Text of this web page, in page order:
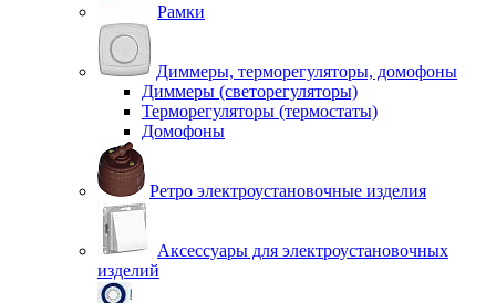
Рамки
Диммеры, терморегуляторы, домофоны
Диммеры (светорегуляторы)
Терморегуляторы (термостаты)
Домофоны
Ретро электроустановочные изделия
Аксессуары для электроустановочных
изделий